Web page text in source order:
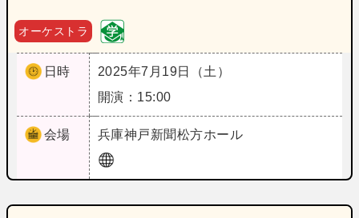
オーケストラ
日時
2025年7月19日（土）
開演：15:00
会場 兵庫神戸新聞松方ホール